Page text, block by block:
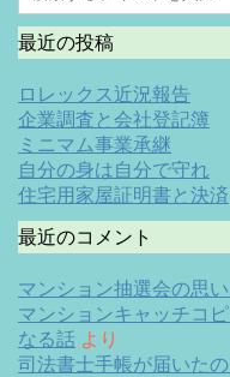
最近の投稿
ロレックス近況報告
企業調査と会社登記簿
ミニマム事業承継
自分の身は自分で守れ
住宅用家屋証明書と決済
最近のコメント
マンション抽選会の思
マンションキャッチコ
なる話 より
司法書士手帳が届いた